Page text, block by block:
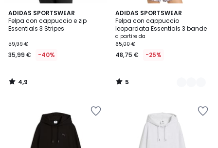
ADIDAS SPORTSWEAR
Felpa con cappuccio e zip
Essentials 3 Stripes
59,99 €
35,99 € -40%
4,9
/ 5
4,9
/
ADIDAS SPORTSWEAR
Felpa con cappuccio
leopardata Essentials 3 bande
a partire da
65,00 €
48,75 € -25%
5
/
5
2
Colori
5
/